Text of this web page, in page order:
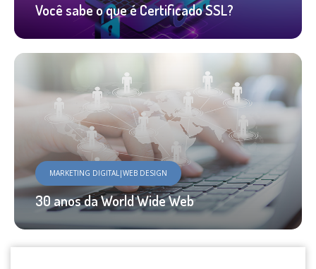
Você sabe o que é Certificado SSL?
MARKETING DIGITAL|WEB DESIGN
30 anos da World Wide Web